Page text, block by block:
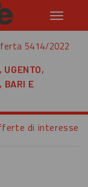
Toggle
5414/2022
BARI E
di interesse